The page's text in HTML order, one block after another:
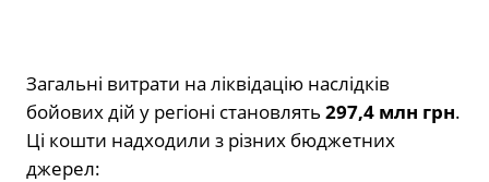
Загальні витрати на ліквідацію наслідків
бойових дій у регіоні становлять 297,4 млн грн.
Ці кошти надходили з різних бюджетних
джерел: